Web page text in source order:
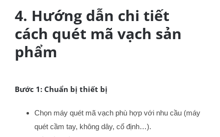
4. Hướng dẫn chi tiết
cách quét mã vạch sản
phẩm
Bước 1: Chuẩn bị thiết bị
Chọn máy quét mã vạch phù hợp với nhu cầu (máy
quét cầm tay, không dây, cố định…).